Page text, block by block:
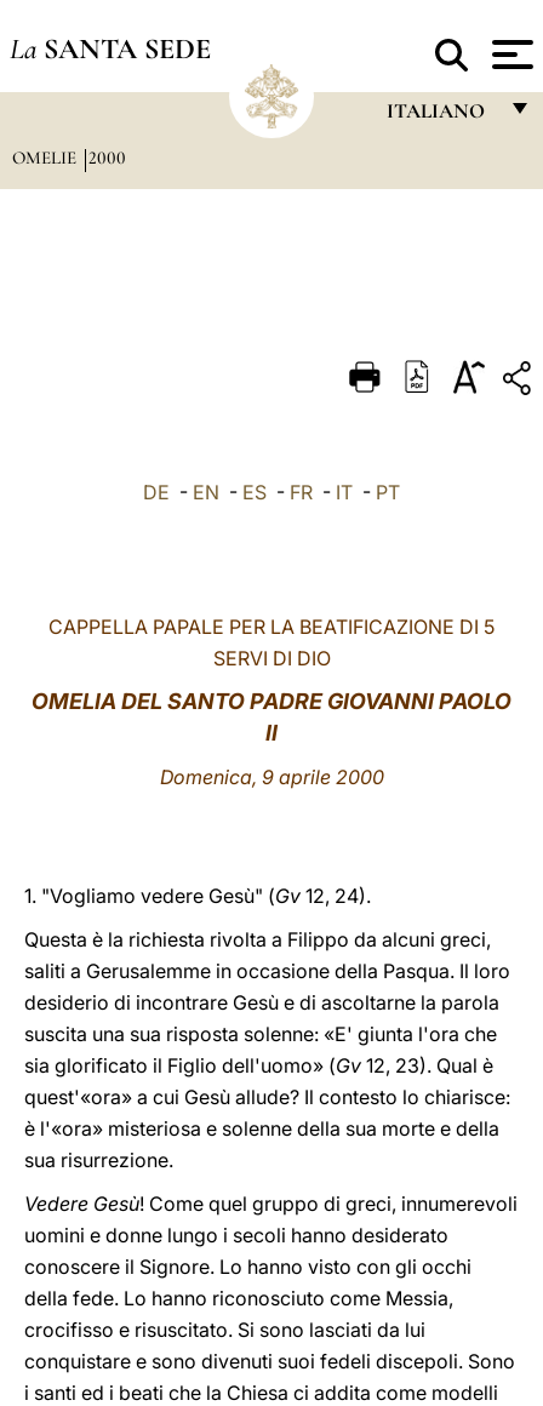
La SANTA SEDE
ITALIANO
DEUTSCH
العربيّة
OMELIE 2000
DE - EN - ES - FR - IT - PT
CAPPELLA PAPALE PER LA BEATIFICAZIONE DI 5
SERVI DI DIO
OMELIA DEL SANTO PADRE GIOVANNI PAOLO
II
Domenica, 9 aprile 2000
1. "Vogliamo vedere Gesù" (Gv 12, 24).
Questa è la richiesta rivolta a Filippo da alcuni greci,
saliti a Gerusalemme in occasione della Pasqua. Il loro
desiderio di incontrare Gesù e di ascoltarne la parola
suscita una sua risposta solenne: «E' giunta l'ora che
sia glorificato il Figlio dell'uomo» (Gv 12, 23). Qual è
quest'«ora» a cui Gesù allude? Il contesto lo chiarisce:
è l'«ora» misteriosa e solenne della sua morte e della
sua risurrezione.
Vedere Gesù! Come quel gruppo di greci, innumerevoli
uomini e donne lungo i secoli hanno desiderato
conoscere il Signore. Lo hanno visto con gli occhi
della fede. Lo hanno riconosciuto come Messia,
crocifisso e risuscitato. Si sono lasciati da lui
conquistare e sono divenuti suoi fedeli discepoli. Sono
i santi ed i beati che la Chiesa ci addita come modelli